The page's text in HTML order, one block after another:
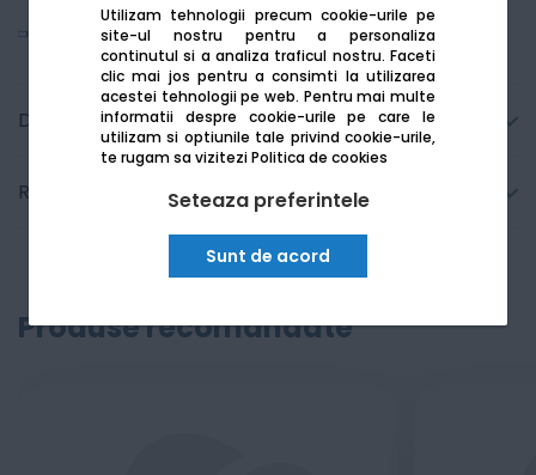
Utilizam tehnologii precum cookie-urile pe
site-ul nostru pentru a personaliza
continutul si a analiza traficul nostru. Faceti
clic mai jos pentru a consimti la utilizarea
acestei tehnologii pe web. Pentru mai multe
informatii despre cookie-urile pe care le
utilizam si optiunile tale privind cookie-urile,
te rugam sa viziteziPolitica de cookies
Seteaza preferintele
Sunt de acord
Vezi mai mult
Detalii tehnice
Recenzii
Produse recomandate